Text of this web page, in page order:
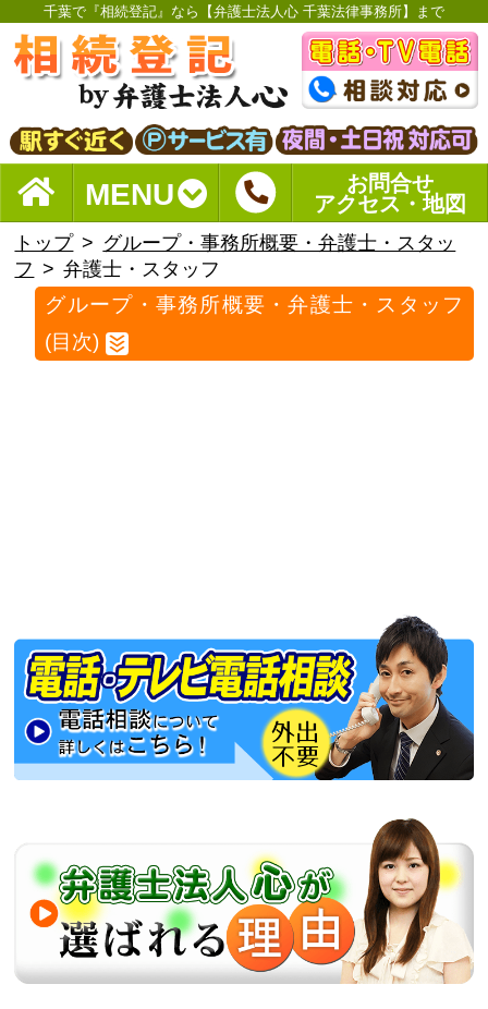
千葉で『相続登記』なら【弁護士法人心 千葉法律事務所】まで
MENU
お問合せ
アクセス・地図
トップ
グループ・事務所概要・弁護士・スタッ
フ
弁護士・スタッフ
グループ・事務所概要・弁護士・スタッフ
(目次)